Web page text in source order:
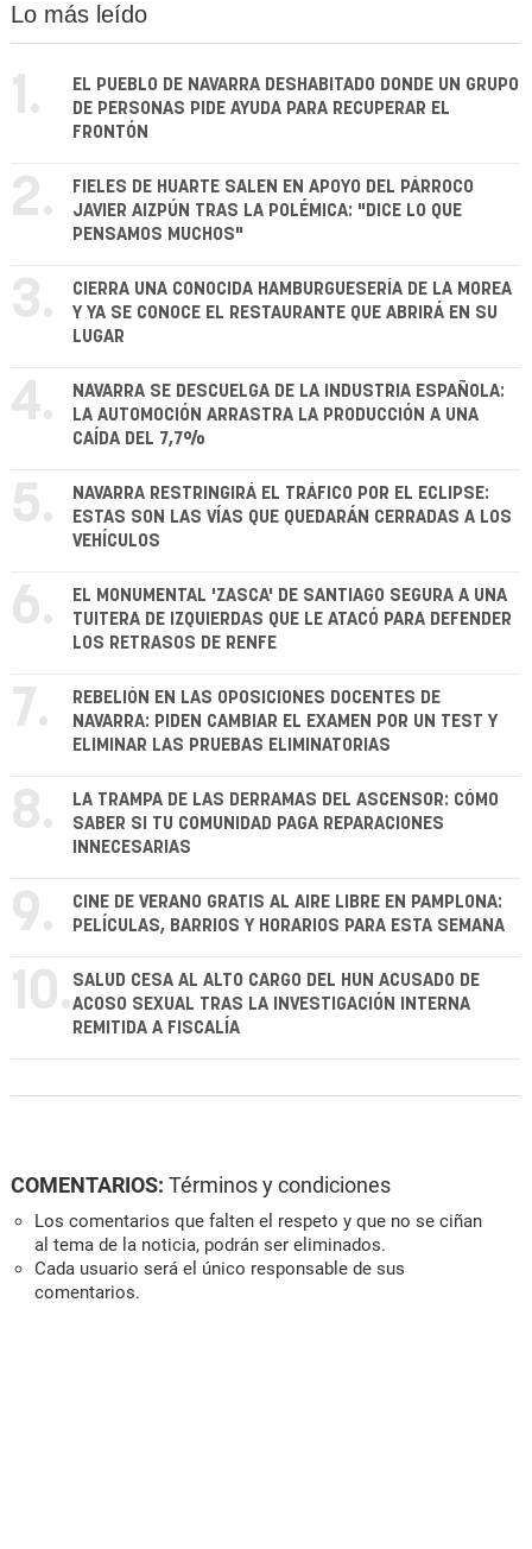
Lo más leído
1.
EL PUEBLO DE NAVARRA DESHABITADO DONDE UN GRUPO
DE PERSONAS PIDE AYUDA PARA RECUPERAR EL
FRONTÓN
2.
FIELES DE HUARTE SALEN EN APOYO DEL PÁRROCO
JAVIER AIZPÚN TRAS LA POLÉMICA: "DICE LO QUE
PENSAMOS MUCHOS"
3.
CIERRA UNA CONOCIDA HAMBURGUESERÍA DE LA MOREA
Y YA SE CONOCE EL RESTAURANTE QUE ABRIRÁ EN SU
LUGAR
4.
NAVARRA SE DESCUELGA DE LA INDUSTRIA ESPAÑOLA:
LA AUTOMOCIÓN ARRASTRA LA PRODUCCIÓN A UNA
CAÍDA DEL 7,7%
5.
NAVARRA RESTRINGIRÁ EL TRÁFICO POR EL ECLIPSE:
ESTAS SON LAS VÍAS QUE QUEDARÁN CERRADAS A LOS
VEHÍCULOS
6.
EL MONUMENTAL 'ZASCA' DE SANTIAGO SEGURA A UNA
TUITERA DE IZQUIERDAS QUE LE ATACÓ PARA DEFENDER
LOS RETRASOS DE RENFE
7.
REBELIÓN EN LAS OPOSICIONES DOCENTES DE
NAVARRA: PIDEN CAMBIAR EL EXAMEN POR UN TEST Y
ELIMINAR LAS PRUEBAS ELIMINATORIAS
8.
LA TRAMPA DE LAS DERRAMAS DEL ASCENSOR: CÓMO
SABER SI TU COMUNIDAD PAGA REPARACIONES
INNECESARIAS
9.
CINE DE VERANO GRATIS AL AIRE LIBRE EN PAMPLONA:
PELÍCULAS, BARRIOS Y HORARIOS PARA ESTA SEMANA
10. SALUD CESA AL ALTO CARGO DEL HUN ACUSADO DE
ACOSO SEXUAL TRAS LA INVESTIGACIÓN INTERNA
REMITIDA A FISCALÍA
COMENTARIOS: Términos y condiciones
Los comentarios que falten el respeto y que no se ciñan
al tema de la noticia, podrán ser eliminados.
Cada usuario será el único responsable de sus
comentarios.